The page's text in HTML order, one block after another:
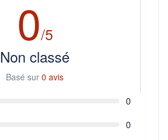
0/5
Non classé
Basé sur 0 avis
0
0